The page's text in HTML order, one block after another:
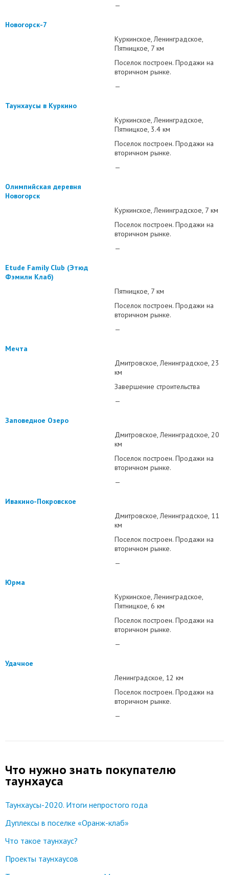
—
Новогорск-7
Куркинское Ленинградское
Пятницкое 7 км
Поселок построен. Продажи на
вторичном рынке.
—
Таунхаусы в Куркино
Куркинское Ленинградское
Пятницкое 3.4 км
Поселок построен. Продажи на
вторичном рынке.
—
Олимпийская деревня
Новогорск
Куркинское Ленинградское 7 км
Поселок построен. Продажи на
вторичном рынке.
—
Etude Family Club (Этюд
Фэмили Клаб)
Пятницкое 7 км
Поселок построен. Продажи на
вторичном рынке.
—
Мечта
Дмитровское Ленинградское 23
км
Завершение строительства
—
Заповедное Озеро
Дмитровское Ленинградское 20
км
Поселок построен. Продажи на
вторичном рынке.
—
Ивакино-Покровское
Дмитровское Ленинградское 11
км
Поселок построен. Продажи на
вторичном рынке.
—
Юрма
Куркинское Ленинградское
Пятницкое 6 км
Поселок построен. Продажи на
вторичном рынке.
—
Удачное
Ленинградское 12 км
Поселок построен. Продажи на
вторичном рынке.
—
Что нужно знать покупателю
таунхауса
Таунхаусы-2020. Итоги непростого года
Дуплексы в поселке «Оранж-клаб»
Что такое таунхаус?
Проекты таунхаусов